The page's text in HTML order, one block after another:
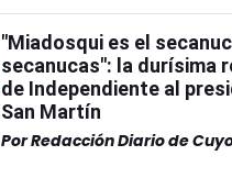
"Miadosqui es el
secanucas": la durísima
de Independiente al
San Martín
PorRedacción Diario de